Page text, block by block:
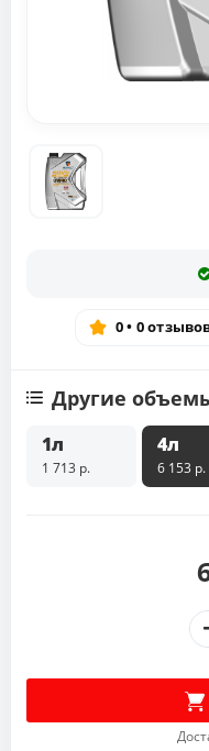
0 • 0
Другие
1л
1 713 р.
4л
6 153 р.